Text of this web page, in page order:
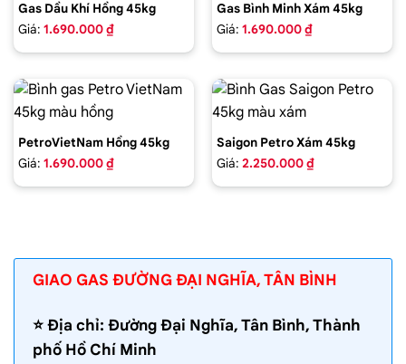
Gas Dầu Khí Hồng 45kg
Giá: 1.690.000 ₫
Gas Bình Minh Xám 45kg
Giá: 1.690.000 ₫
PetroVietNam Hồng 45kg
Giá: 1.690.000 ₫
Saigon Petro Xám 45kg
Giá: 2.250.000 ₫
GIAO GAS ĐƯỜNG ĐẠI NGHĨA, TÂN BÌNH
⭐️ Địa chỉ: Đường Đại Nghĩa, Tân Bình, Thành
phố Hồ Chí Minh